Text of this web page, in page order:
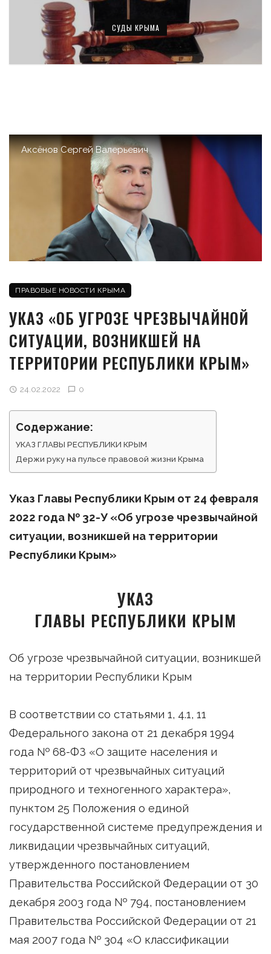
СУДЫ КРЫМА
Аксёнов Сергей Валерьевич
ПРАВОВЫЕ НОВОСТИ КРЫМА
УКАЗ «ОБ УГРОЗЕ ЧРЕЗВЫЧАЙНОЙ
СИТУАЦИИ, ВОЗНИКШЕЙ НА
ТЕРРИТОРИИ РЕСПУБЛИКИ КРЫМ»
24.02.2022 0
Содержание:
УКАЗ ГЛАВЫ РЕСПУБЛИКИ КРЫМ
Держи руку на пульсе правовой жизни Крыма
Указ Главы Республики Крым от 24 февраля
2022 года № 32-У «Об угрозе чрезвычайной
ситуации, возникшей на территории
Республики Крым»
УКАЗ
ГЛАВЫ РЕСПУБЛИКИ КРЫМ
Об угрозе чрезвычайной ситуации, возникшей
на территории Республики Крым
В соответствии со статьями 1, 4.1, 11
Федерального закона от 21 декабря 1994
года № 68-ФЗ «О защите населения и
территорий от чрезвычайных ситуаций
природного и техногенного характера»,
пунктом 25 Положения о единой
государственной системе предупреждения и
ликвидации чрезвычайных ситуаций,
утвержденного постановлением
Правительства Российской Федерации от 30
декабря 2003 года № 794, постановлением
Правительства Российской Федерации от 21
мая 2007 года № 304 «О классификации